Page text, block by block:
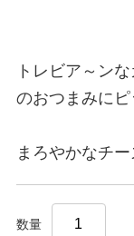
トレビア～ン
のおつまみにピ
まろやかなチ
数量